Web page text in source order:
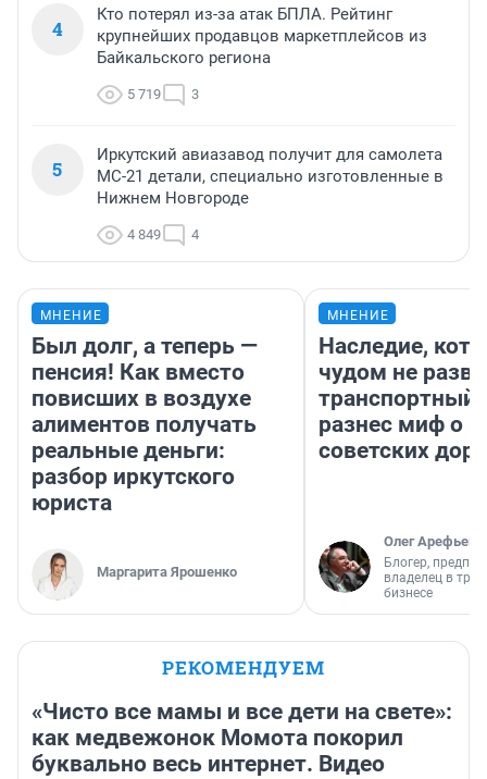
4
Кто потерял из-за атак БПЛА. Рейтинг
крупнейших продавцов маркетплейсов из
Байкальского региона
5 719 3
5
Иркутский авиазавод получит для самолета
МС-21 детали, специально изготовленные в
Нижнем Новгороде
4 849 4
МНЕНИЕ
Был долг, а теперь —
пенсия! Как вместо
повисших в воздухе
алиментов получать
реальные деньги:
разбор иркутского
юриста
Маргарита Ярошенко
МНЕНИЕ
Наследие,
чудом не
транспортный
разнес миф о
советских
Олег Арефьев
Блогер,
владелец в
бизнесе
РЕКОМЕНДУЕМ
«Чисто все мамы и все дети на свете»:
как медвежонок Момота покорил
буквально весь интернет. Видео